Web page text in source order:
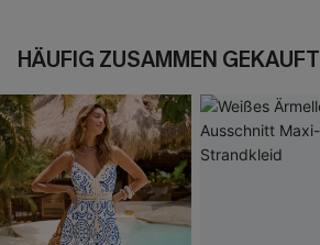
HÄUFIG ZUSAMMEN GEKAUFT